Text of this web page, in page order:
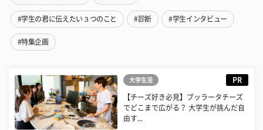
#学生の君に伝えたい３つのこと #診断 #学生インタビュー
#特集企画
大学生活 PR
【チーズ好き必見】ブッラータチーズ
でどこまで広がる？ 大学生が挑んだ自
由す...